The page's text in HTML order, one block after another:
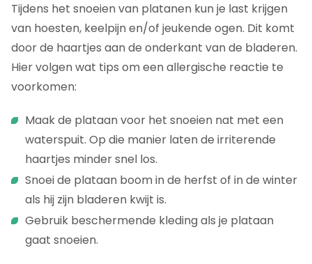
Tijdens het snoeien van platanen kun je last krijgen
van hoesten, keelpijn en/of jeukende ogen. Dit komt
door de haartjes aan de onderkant van de bladeren.
Hier volgen wat tips om een allergische reactie te
voorkomen:
Maak de plataan voor het snoeien nat met een
waterspuit. Op die manier laten de irriterende
haartjes minder snel los.
Snoei de plataan boom in de herfst of in de winter
als hij zijn bladeren kwijt is.
Gebruik beschermende kleding als je plataan
gaat snoeien.